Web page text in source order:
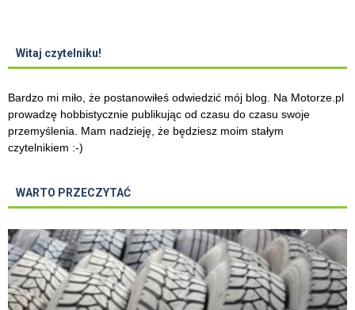
Witaj czytelniku!
Bardzo mi miło, że postanowiłeś odwiedzić mój blog. Na Motorze.pl
prowadzę hobbistycznie publikując od czasu do czasu swoje
przemyślenia. Mam nadzieję, że będziesz moim stałym
czytelnikiem :-)
WARTO PRZECZYTAĆ